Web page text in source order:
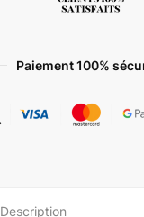
Paiement 100%
Description